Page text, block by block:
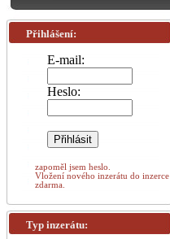
Přihlášení:
E-mail:
Heslo:
zapoměl jsem heslo.
Vložení nového inzerátu do inzerce
zdarma.
Typ inzerátu: